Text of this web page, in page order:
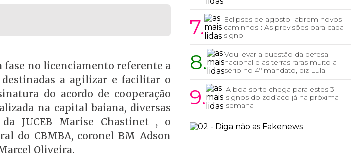
fase no licenciamento referente a
destinadas a agilizar e facilitar o
do acordo de cooperação
na capital baiana, diversas
JUCEB Marise Chastinet , o
do CBMBA, coronel BM Adson
Oliveira.
7.
Eclipses de agosto "abrem novos
caminhos": As previsões para cada
signo
8.
Vou levar a questão da defesa
nacional e as terras raras muito a
sério no 4º mandato, diz Lula
9.
A boa sorte chega para estes 3
signos do zodíaco já na próxima
semana